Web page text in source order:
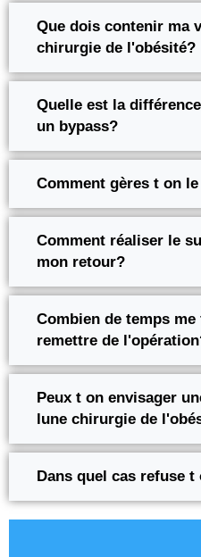
Que dois contenir ma
chirurgie de l'obésité?
Quelle est la
un bypass?
Comment gères t on
Comment réaliser le
mon retour?
Combien de temps
remettre de
Peux t on envisager
lune chirurgie de
Dans quel cas refuse